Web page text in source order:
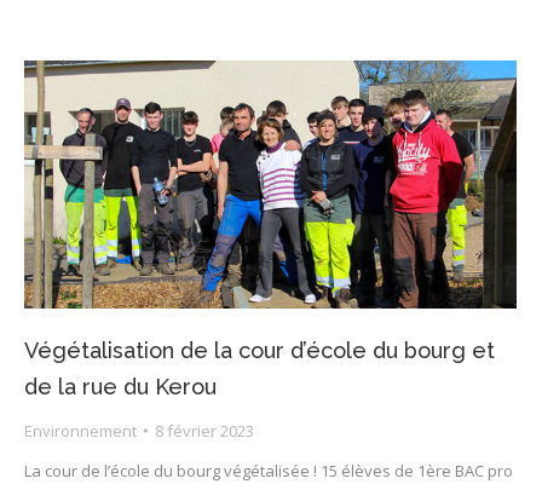
Végétalisation de la cour d’école du bourg et
de la rue du Kerou
Environnement
8 février 2023
La cour de l’école du bourg végétalisée ! 15 élèves de 1ère BAC pro